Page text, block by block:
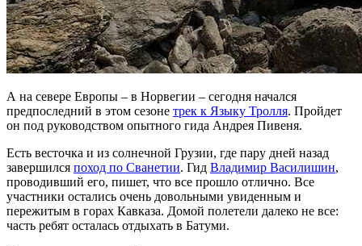
А на севере Европы – в Норвегии – сегодня начался
предпоследний в этом сезоне трек к Языку Тролля. Пройдет
он под руководством опытного гида Андрея Пивеня.
Есть весточка и из солнечной Грузии, где пару дней назад
завершился поход по Сванетии. Гид Владимир Василишин,
проводивший его, пишет, что все прошло отлично. Все
участники остались очень довольными увиденным и
пережитым в горах Кавказа. Домой полетели далеко не все:
часть ребят осталась отдыхать в Батуми.